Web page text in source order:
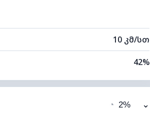
10 კმ/სთ
42%
13%
10 კმ
◔ 2% ⌄